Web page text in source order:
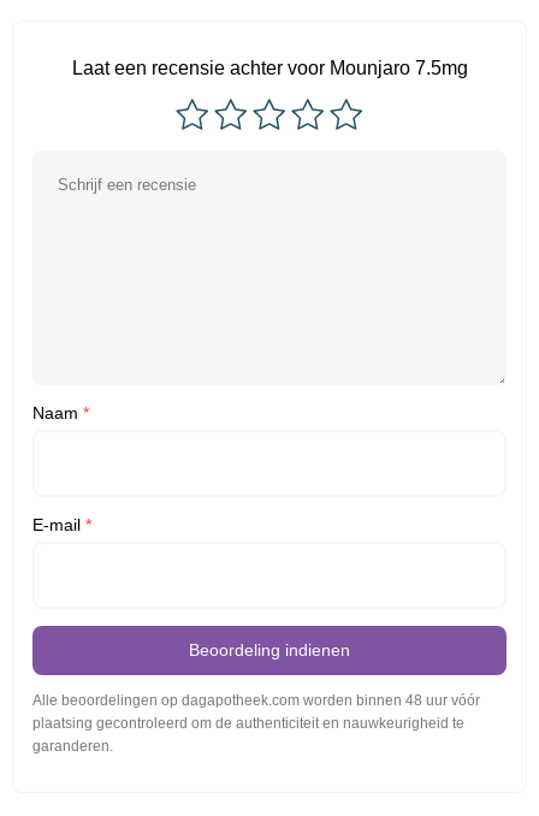
Laat een recensie achter voor Mounjaro 7.5mg
Naam *
E-mail *
Beoordeling indienen
Alle beoordelingen op dagapotheek.com worden binnen 48 uur vóór
plaatsing gecontroleerd om de authenticiteit en nauwkeurigheid te
garanderen.